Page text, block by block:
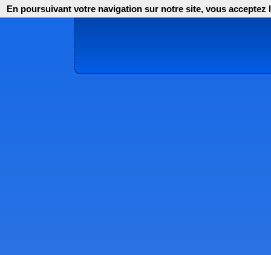
En poursuivant votre navigation sur notre site, vous